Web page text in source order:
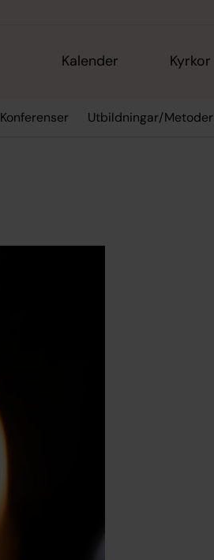
Kalender Kyrkor
Konferenser Utbildningar/Metoder